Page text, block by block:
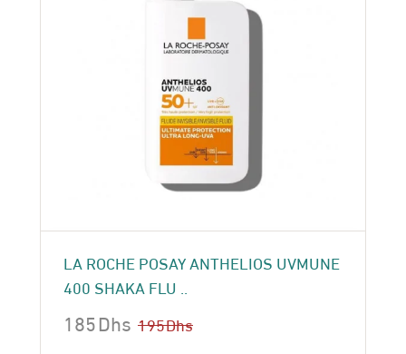
LA ROCHE POSAY ANTHELIOS UVMUNE
400 SHAKA FLU ..
195Dhs
185Dhs